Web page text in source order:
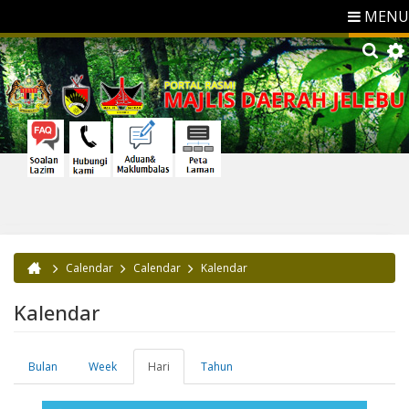
MENU
Anda di sini
Calendar Calendar Kalendar
Kalendar
Tab-tab utama
Bulan Week Hari
aktif)
Tahun